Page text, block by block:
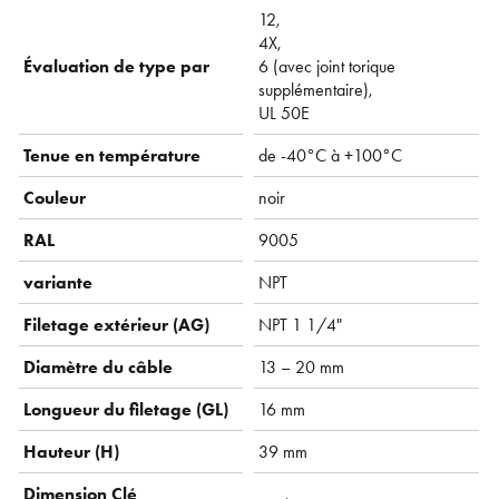
Évaluation de type par
12,
4X,
6 (avec joint torique
supplémentaire),
UL 50E
Tenue en température
de -40°C à +100°C
Couleur
noir
RAL
9005
variante
NPT
Filetage extérieur (AG)
NPT 1 1/4"
Diamètre du câble
13 – 20 mm
Longueur du filetage (GL)
16 mm
Hauteur (H)
39 mm
Dimension Clé